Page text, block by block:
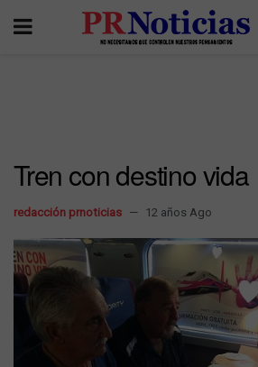
Tren con destino vida
redacción prnoticias 12 años Ago